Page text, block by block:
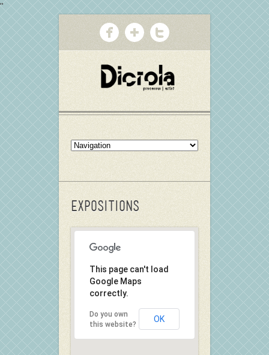
"
Expositions
This page can't load
Google Maps
correctly.
Do you own
this website?
OK